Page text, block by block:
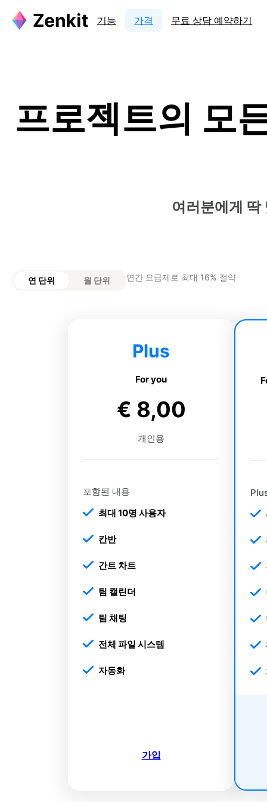
기능 가격 무료 상담 예약하기
프로젝트의 모
여러분에게 딱
연 단위 월 단위 연간 요금제로 최대 16% 절약
Plus
For you
€ 8,00
개인용
포함된 내용
최대 10명 사용자
칸반
간트 차트
팀 캘린더
팀 채팅
전체 파일 시스템
자동화
가입